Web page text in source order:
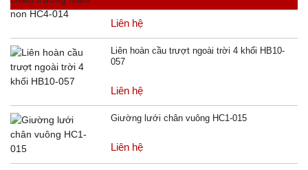
Liên hệ
Liên hoàn cầu trượt ngoài trời 4 khối HB10-
057
Liên hệ
Giường lưới chân vuông HC1-015
Liên hệ